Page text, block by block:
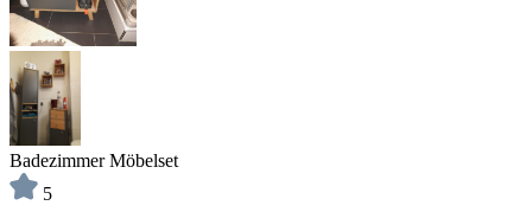
Badezimmer Möbelset
5